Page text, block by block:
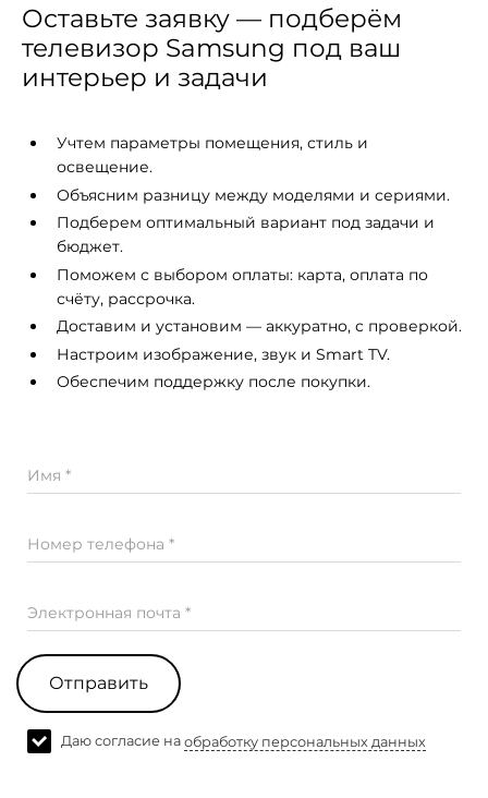
Оставьте заявку — подберём
телевизор Samsung под ваш
интерьер и задачи
Учтем параметры помещения, стиль и
освещение.
Объясним разницу между моделями и сериями.
Подберем оптимальный вариант под задачи и
бюджет.
Поможем с выбором оплаты: карта, оплата по
счёту, рассрочка.
Доставим и установим — аккуратно, с проверкой.
Настроим изображение, звук и Smart TV.
Обеспечим поддержку после покупки.
Имя *
Номер телефона *
Электронная почта *
Отправить
Даю согласие на обработку персональных данных